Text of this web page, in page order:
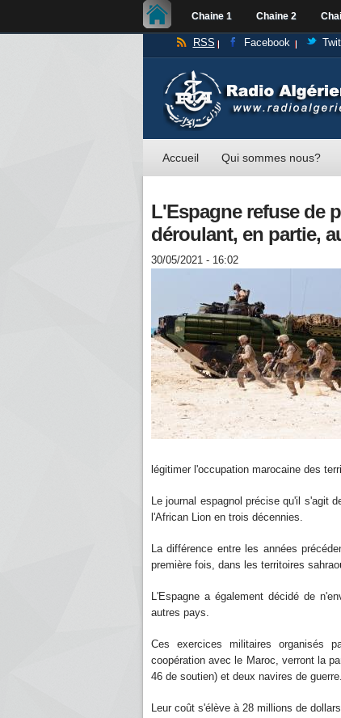
Chaine 1 Chaine 2
RSS Facebook
Accueil Qui sommes nous?
L'Espagne refuse de
déroulant, en partie,
30/05/2021 - 16:02
légitimer l'occupation marocaine des
Le journal espagnol précise qu'il s'agit
l'African Lion en trois décennies.
La différence entre les années
première fois, dans les territoires
L'Espagne a également décidé de
autres pays.
Ces exercices militaires organisés
coopération avec le Maroc, verront la
46 de soutien) et deux navires de guerre.
Leur coût s'élève à 28 millions de